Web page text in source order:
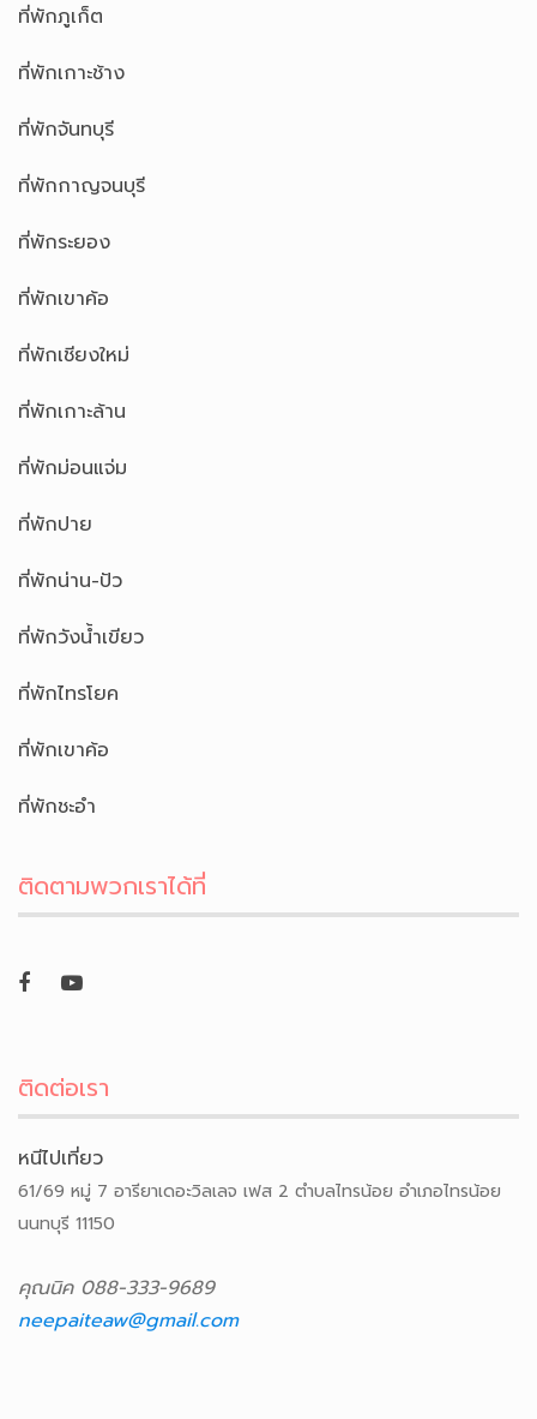
ที่พักภูเก็ต
ที่พักเกาะช้าง
ที่พักจันทบุรี
ที่พักกาญจนบุรี
ที่พักระยอง
ที่พักเขาค้อ
ที่พักเชียงใหม่
ที่พักเกาะล้าน
ที่พักม่อนแจ่ม
ที่พักปาย
ที่พักน่าน-ปัว
ที่พักวังน้ำเขียว
ที่พักไทรโยค
ที่พักเขาค้อ
ที่พักชะอำ
ติดตามพวกเราได้ที่
ติดต่อเรา
หนีไปเที่ยว
61/69 หมู่ 7 อารียาเดอะวิลเลจ เฟส 2 ตำบลไทรน้อย อำเภอไทรน้อย
นนทบุรี 11150
คุณนิค 088-333-9689
neepaiteaw@gmail.com